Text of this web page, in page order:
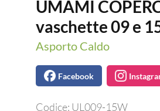
UMAMI
vaschette 09 e
Asporto Caldo
Facebook
Codice: UL009-15W